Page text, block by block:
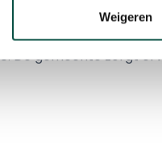
Weigeren
dan kunt u telefonisch
De gemeente zorgt